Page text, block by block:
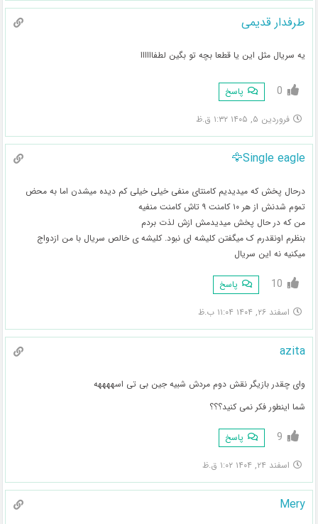
طرفدار قدیمی
یه سریال مثل این یا قطعا بچه تو بگین لطفاااااا
0 پاسخ
فروردین ۵, ۱۴۰۵ ۱:۳۲ ق.ظ
Single eagle🦅
درحال پخش که میدیدیم کامنتای منفی خیلی خیلی کم دیده میشدن اما به محض
تموم شدنش از هر ۱۰ کامنت ۹ تاش کامنت منفیه
من که در حال پخش میدیدمش ازش لذت بردم
بنظرم اونقدرم ک میگفتن کلیشه ای نبود. کلیشه ی خالص سریال با من ازدواج
میکنیه نه این سریال
10 پاسخ
اسفند ۲۶, ۱۴۰۴ ۱۱:۰۴ ب.ظ
azita
وای چقدر بازیگر نقش دوم مردش شبیه جین بی تی اسههههه
شما اینطور فکر نمی کنید؟؟؟
9 پاسخ
اسفند ۲۴, ۱۴۰۴ ۱:۰۲ ق.ظ
Mery